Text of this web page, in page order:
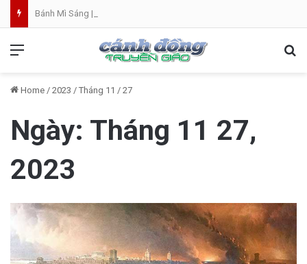
Bánh Mì Sáng | Thứ Bảy 08.08 | Thánh Đaminh, Linh mục
Home / 2023 / Tháng 11 / 27
Ngày: Tháng 11 27,
2023